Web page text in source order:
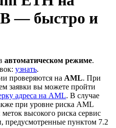
— быстро и
автоматическом режиме.
узнать.
проверяются на AML. При
заявки вы можете пройти
адреса на AML. В случае
при уровне риска AML
высокого риска сервис
предусмотренные пунктом 7.2